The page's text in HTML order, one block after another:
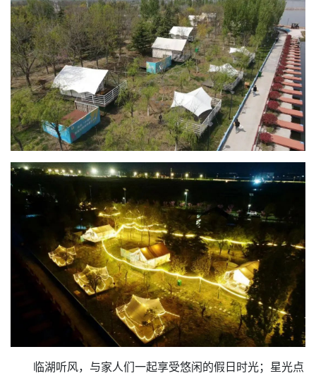
临湖听风，与家人们一起享受悠闲的假日时光；星光点